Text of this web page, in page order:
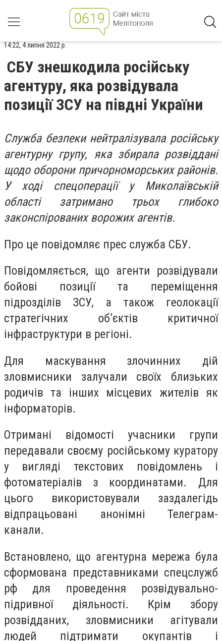
14:22, 4 липня 2022 р.
СБУ знешкодила російську
агентуру, яка розвідувала
позиції ЗСУ на півдні України
Служба безпеки нейтралізувала російську
агентурну групу, яка збирала розвіддані
щодо оборони причорноморських районів.
У ході спецоперації у Миколаївській
області затримано трьох глибоко
законспірованих ворожих агентів.
Про це повідомляє прес служба СБУ.
Повідомляється, що агенти розвідували
бойові позиції та переміщення
підрозділів ЗСУ, а також геолокації
стратегічних об’єктів критичної
інфраструктури в регіоні.
Для маскування злочинних дій
зловмисники залучали своїх близьких
родичів та інших місцевих жителів як
інформаторів.
Отримані відомості учасники групи
передавали своєму російському куратору
у вигляді текстових повідомлень і
фотоматеріалів з координатами. Для
цього використовували заздалегідь
відпрацьовані анонімні Телеграм-
канали.
Встановлено, що агентурна мережа була
сформована представниками спецслужб
рф для проведення розвідувально-
підривної діяльності. Крім збору
розвідданих, зловмисники агітували
людей підтримати окупантів і